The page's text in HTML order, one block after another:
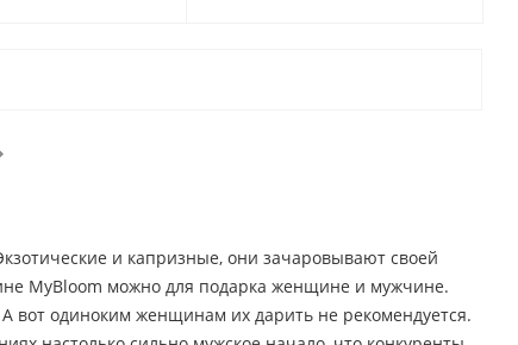
и капризные, они зачаровывают своей
MyBloom можно для подарка женщине и мужчине.
вот одиноким женщинам их дарить не рекомендуется.